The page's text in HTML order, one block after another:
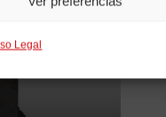
Legal